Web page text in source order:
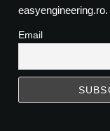
easyengineering.ro.
Email